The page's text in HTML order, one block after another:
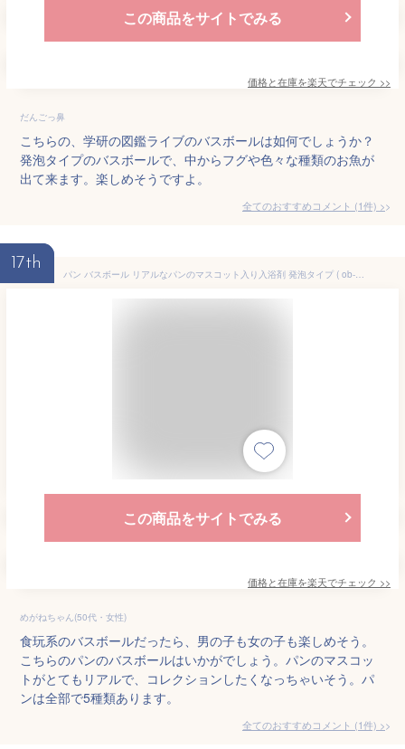
この商品をサイトでみる
価格と在庫を楽天でチェック >>
だんごっ鼻
こちらの、学研の図鑑ライブのバスボールは如何でしょうか？
発泡タイプのバスボールで、中からフグや色々な種類のお魚が
出て来ます。楽しめそうですよ。
全てのおすすめコメント (1件) >
17th
パン バスボール リアルなパンのマスコット入り入浴剤 発泡タイプ ( ob-bld-1 ) 単品 マスコットフィズ やきたてのパン香り 写実食品シリーズ バスボム おもちゃ キッズ 子供 グッズ プチギフト プレゼント バス用品 おふろ お風呂 癒し リラックス 2022年
この商品をサイトでみる
価格と在庫を楽天でチェック >>
めがねちゃん(50代・女性)
食玩系のバスボールだったら、男の子も女の子も楽しめそう。
こちらのパンのバスボールはいかがでしょう。パンのマスコッ
トがとてもリアルで、コレクションしたくなっちゃいそう。パ
ンは全部で5種類あります。
全てのおすすめコメント (1件) >